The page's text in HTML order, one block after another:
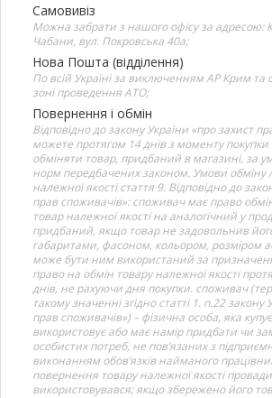
Самовивіз
Можна забрати з нашого офісу за адресою:
Чабани, вул. Покровська 40а;
Нова Пошта (відділення)
По всій Україні за виключенням АР Крим та
зоні проведення АТО;
Повернення і обмін
Відповідно до закону України «про захист
можете протягом 14 днів з моменту
обміняти товар, придбаний в магазині, за
норм передбачених законом. Умови обміну
належної якості стаття 9. Відповідно до
прав споживачів»: споживач має право
товар належної якості на аналогічний у
придбаний, якщо товар не задовольнив
габаритами, фасоном, кольором, розміром
може бути ним використаний за
право на обмін товару належної якості
днів, не рахуючи дня покупки. споживач
такому значенні згідно статті 1. п.22 закону
прав споживачів») – фізична особа, яка
використовує або має намір придбати чи
особистих потреб, не пов’язаних з
виконанням обов’язків найманого
повернення товару належної якості
використовувався; якщо збережено його